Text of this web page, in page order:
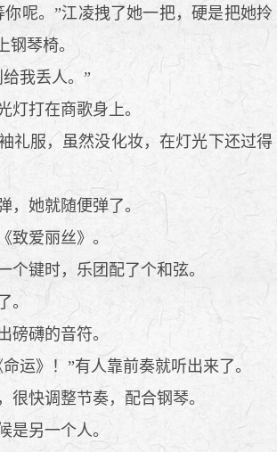
呢。”江凌拽了她一把，硬是把她拎
钢琴椅。
我丢人。”
打在商歌身上。
礼服，虽然没化妆，在灯光下还过得
她就随便弹了。
爱丽丝》。
键时，乐团配了个和弦。
。
礴的音符。
运》！”有人靠前奏就听出来了。
快调整节奏，配合钢琴。
另一个人。